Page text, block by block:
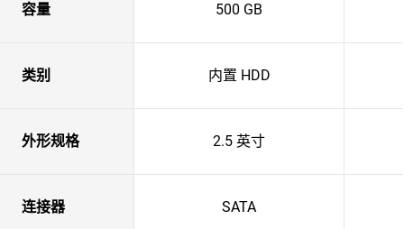
容量 500 GB
类别 内置 HDD
外形规格 2.5 英寸
连接器 SATA